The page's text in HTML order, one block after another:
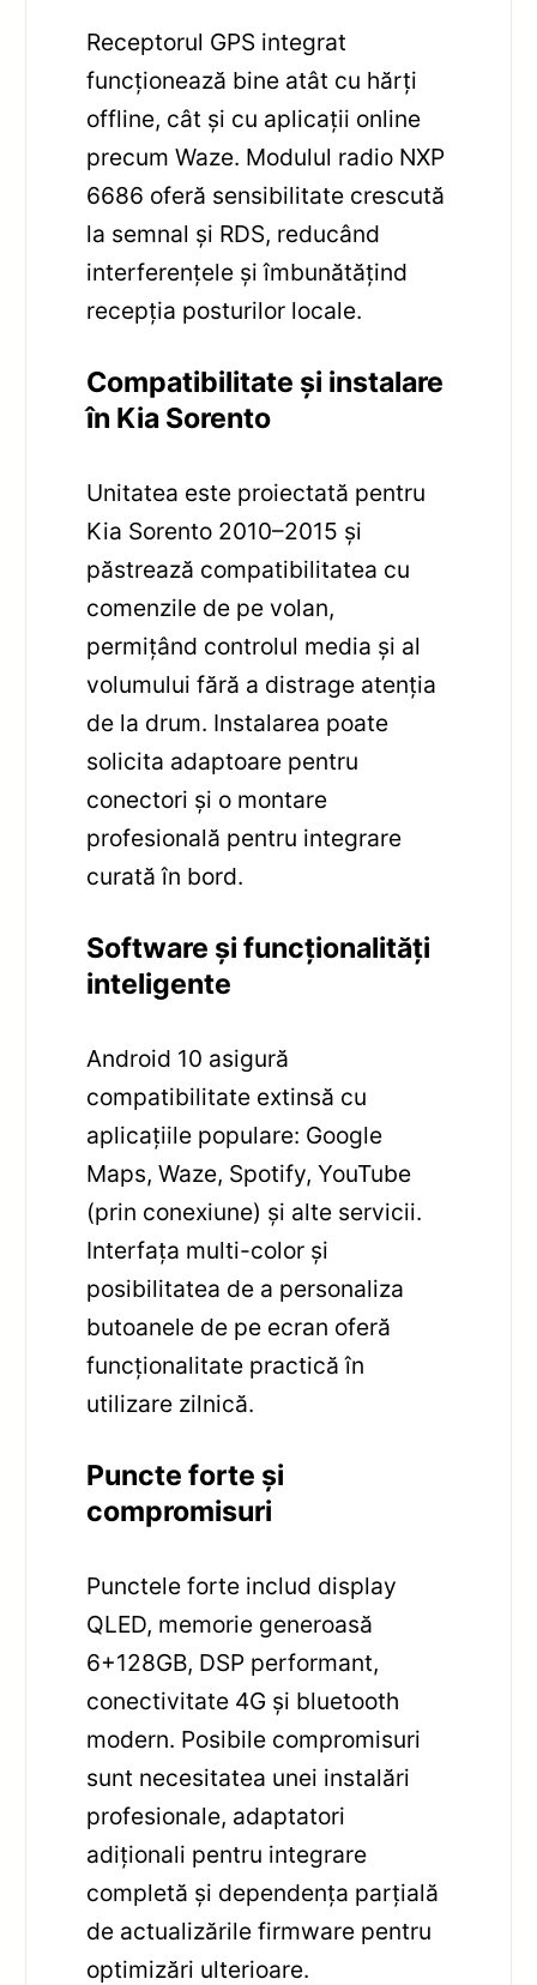
Receptorul GPS integrat
funcționează bine atât cu hărți
offline, cât și cu aplicații online
precum Waze. Modulul radio NXP
6686 oferă sensibilitate crescută
la semnal și RDS, reducând
interferențele și îmbunătățind
recepția posturilor locale.
Compatibilitate și instalare
în Kia Sorento
Unitatea este proiectată pentru
Kia Sorento 2010–2015 și
păstrează compatibilitatea cu
comenzile de pe volan,
permițând controlul media și al
volumului fără a distrage atenția
de la drum. Instalarea poate
solicita adaptoare pentru
conectori și o montare
profesională pentru integrare
curată în bord.
Software și funcționalități
inteligente
Android 10 asigură
compatibilitate extinsă cu
aplicațiile populare: Google
Maps, Waze, Spotify, YouTube
(prin conexiune) și alte servicii.
Interfața multi-color și
posibilitatea de a personaliza
butoanele de pe ecran oferă
funcționalitate practică în
utilizare zilnică.
Puncte forte și
compromisuri
Punctele forte includ display
QLED, memorie generoasă
6+128GB, DSP performant,
conectivitate 4G și bluetooth
modern. Posibile compromisuri
sunt necesitatea unei instalări
profesionale, adaptatori
adiționali pentru integrare
completă și dependența parțială
de actualizările firmware pentru
optimizări ulterioare.